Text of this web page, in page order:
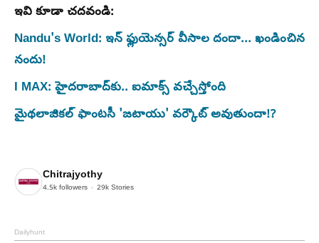
ఇవి కూడా చదవండి:
Nandu's World: ఇన్ ఫ్లుయెన్సర్ వీసాల దందా... ఖండించిన
నందు!
I MAX: హైదరాబాద్‌కు.. ఐమాక్స్ వచ్చేస్తోంది
మైథలాజికల్‌ ఫాంటసీ 'జటాయు' వర్కౌట్‌ అవుతుందా!?
Chitrajyothy
4.5k followers 29k Stories
Dailyhunt